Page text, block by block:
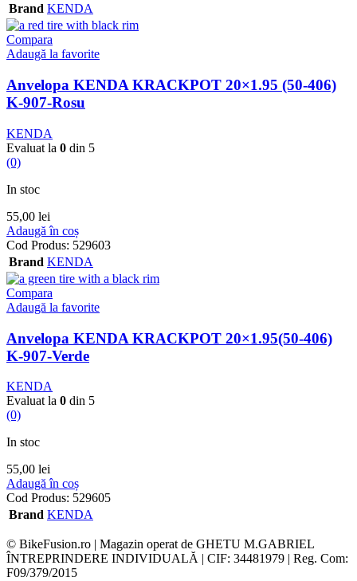
Brand KENDA
Compara
Adaugă la favorite
Anvelopa KENDA KRACKPOT 20×1.95 (50-406)
K-907-Rosu
KENDA
Evaluat la 0 din 5
(0)
In stoc
55,00 lei
Adaugă în coș
Cod Produs: 529603
Brand KENDA
Compara
Adaugă la favorite
Anvelopa KENDA KRACKPOT 20×1.95(50-406)
K-907-Verde
KENDA
Evaluat la 0 din 5
(0)
In stoc
55,00 lei
Adaugă în coș
Cod Produs: 529605
Brand KENDA
© BikeFusion.ro | Magazin operat de GHETU M.GABRIEL
ÎNTREPRINDERE INDIVIDUALĂ | CIF: 34481979 | Reg. Com:
F09/379/2015